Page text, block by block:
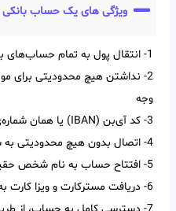
ویژگی های یک حساب بانکی
1- انتقال پول به تمام حساب‌‌های بین‌‌ المللی دنیا
2- نداشتن هیچ محدودیتی برای
وجه
3- کد آی‌‌بن (IBAN) یا همان شماره‌ی حساب بین‌ المللی
4- اتصال بدون هیچ محدودیتی به شبکه‌ی سراسری SWIFT
5- افتتاح حساب به نام شخص حقیقی
6- دریافت مسترکارت و ویزا کارت به پشتوانه‌ی حساب بین المللی خود